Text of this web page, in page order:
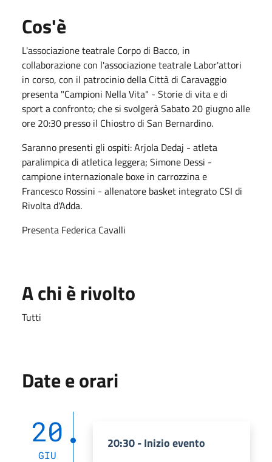
Cos'è
L'associazione teatrale Corpo di Bacco, in
collaborazione con l'associazione teatrale Labor'attori
in corso, con il patrocinio della Città di Caravaggio
presenta "Campioni Nella Vita" - Storie di vita e di
sport a confronto; che si svolgerà Sabato 20 giugno alle
ore 20:30 presso il Chiostro di San Bernardino.
Saranno presenti gli ospiti: Arjola Dedaj - atleta
paralimpica di atletica leggera; Simone Dessi -
campione internazionale boxe in carrozzina e
Francesco Rossini - allenatore basket integrato CSI di
Rivolta d'Adda.
Presenta Federica Cavalli
A chi è rivolto
Tutti
Date e orari
20
GIU
20:30 - Inizio evento